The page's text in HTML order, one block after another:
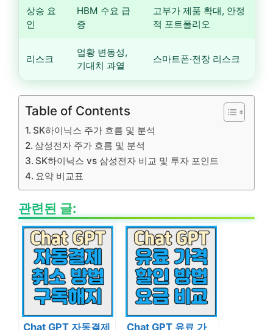
상승 요
인
HBM 수요 급
증
고부가 제품 확대, 안정
적 포트폴리오
리스크
업황 변동성,
기대치 과열
스마트폰·전장 리스크
Table of Contents
SK하이닉스 주가 흐름 및 분석
삼성전자 주가 흐름 및 분석
SK하이닉스 vs 삼성전자 비교 및 투자 포인트
요약 비교표
관련된 글:
Chat GPT 자동결제 Chat GPT 유료 가